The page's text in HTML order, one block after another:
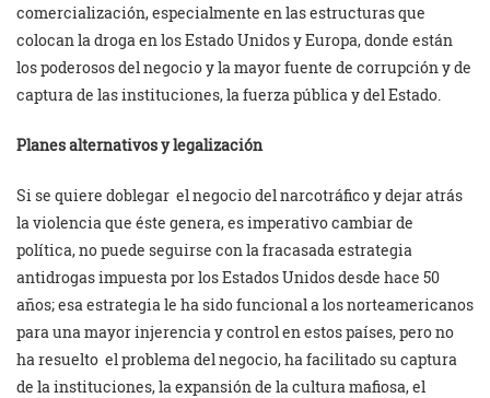
comercialización, especialmente en las estructuras que
colocan la droga en los Estado Unidos y Europa, donde están
los poderosos del negocio y la mayor fuente de corrupción y de
captura de las instituciones, la fuerza pública y del Estado.
Planes alternativos ylegalización
Si se quiere doblegar el negocio del narcotráfico y dejar atrás
la violencia que éste genera, es imperativo cambiar de
política, no puede seguirse con la fracasada estrategia
antidrogas impuesta por los Estados Unidos desde hace 50
años; esa estrategia le ha sido funcional a los norteamericanos
para una mayor injerencia y control en estos países, pero no
ha resuelto el problema del negocio, ha facilitado su captura
de la instituciones, la expansión de la cultura mafiosa, el